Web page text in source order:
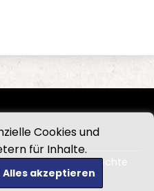
Cookies und
für Inhalte.
Alles akzeptieren
- 2026 - Alle Rechte